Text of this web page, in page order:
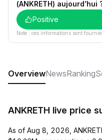
(ANKRETH) aujourd’hui
Positive
Note : ces informations sont
OverviewNewsRanking
ANKRETH live price
As of Aug 8, 2026,